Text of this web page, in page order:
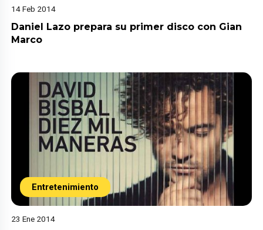
14 Feb 2014
Daniel Lazo prepara su primer disco con Gian
Marco
Entretenimiento
23 Ene 2014